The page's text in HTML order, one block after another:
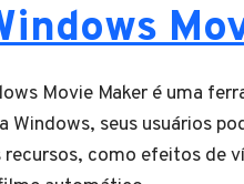
Movie Maker é uma
Windows, seus usuários
recursos, como efeitos de